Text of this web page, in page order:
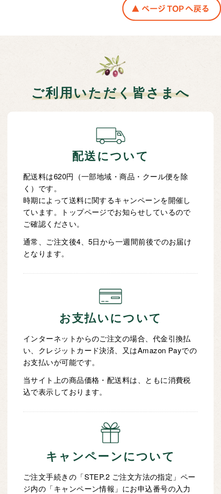
ご利用いただく皆さまへ
配送について
配送料は620円（一部地域・商品・クール便を除
く）です。
時期によって送料に関するキャンペーンを開催し
ています。トップページでお知らせしているので
ご確認ください。
通常、ご注文後4、5日から一週間前後でのお届け
となります。
お支払いについて
インターネットからのご注文の場合、代金引換払
い、クレジットカード決済、又はAmazon Payでの
お支払いが可能です。
当サイト上の商品価格・配送料は、ともに消費税
込で表示しております。
キャンペーンについて
ご注文手続きの「STEP.2 ご注文方法の指定」ペー
ジ内の「キャンペーン情報」にお申込番号の入力